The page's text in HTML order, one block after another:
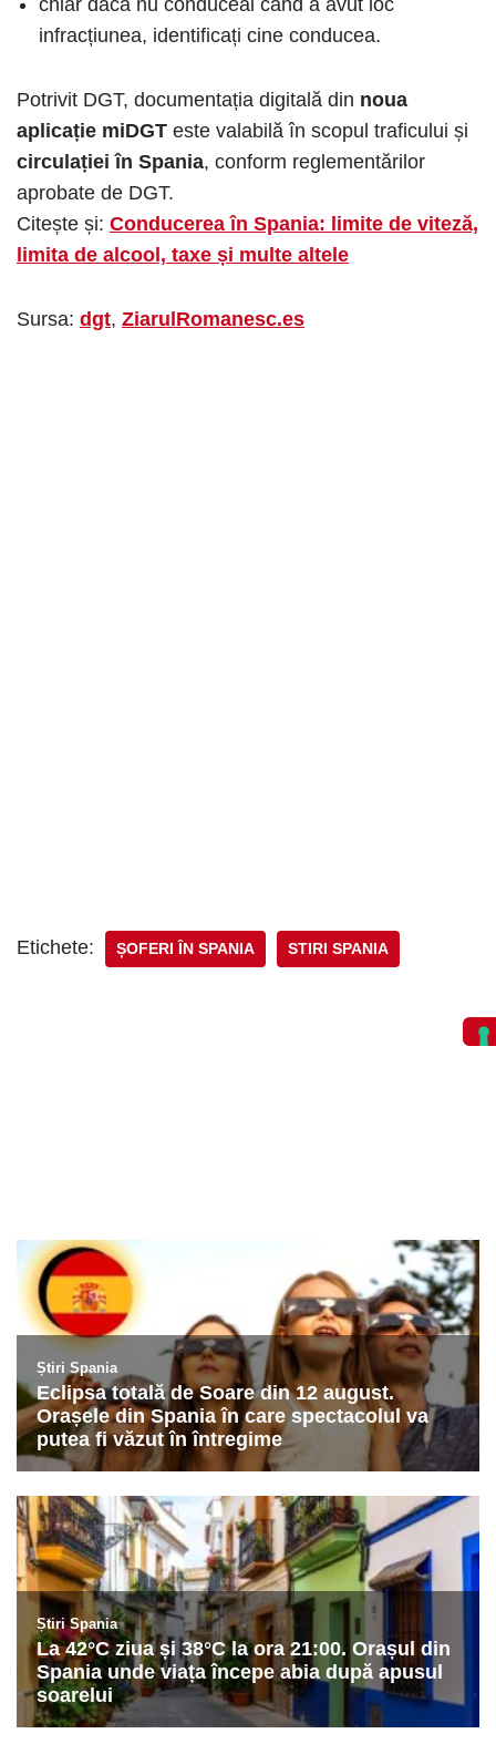
infracțiunea, identificați cine conducea.
Potrivit DGT, documentația digitală din noua
aplicație miDGT este valabilă în scopul traficului și
circulației în Spania, conform reglementărilor
aprobate de DGT.
Citește și: Conducerea în Spania: limite de viteză,
limita de alcool, taxe și multe altele
Sursa: dgt, ZiarulRomanesc.es
Etichete: ȘOFERI ÎN SPANIA STIRI SPANIA